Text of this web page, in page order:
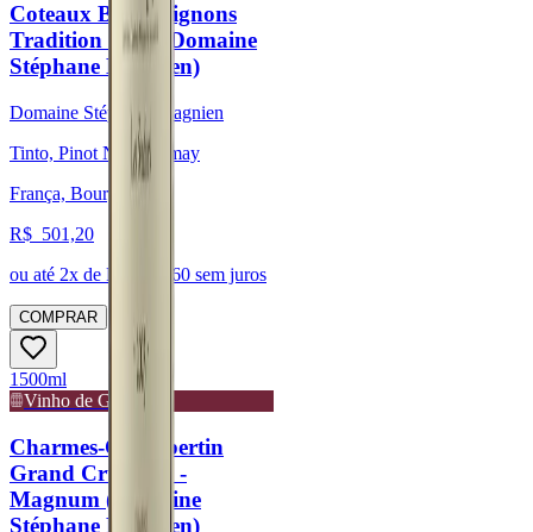
Coteaux Bourguignons
Tradition 2022 (Domaine
Stéphane Magnien)
Domaine Stéphane Magnien
Tinto, Pinot Noir, Gamay
França, Bourgogne
R$ 501,20
ou até 2x de R$ 250,60 sem juros
COMPRAR
1500ml
Vinho de Guarda
Charmes-Chambertin
Grand Cru 2023 -
Magnum (Domaine
Stéphane Magnien)